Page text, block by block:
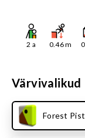
2 a 0.46m
Värvivalikud
Forest